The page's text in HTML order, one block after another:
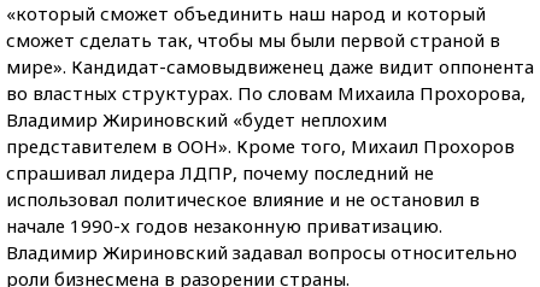
«который сможет объединить наш народ и который
сможет сделать так, чтобы мы были первой страной в
мире». Кандидат-самовыдвиженец даже видит оппонента
во властных структурах. По словам Михаила Прохорова,
Владимир Жириновский «будет неплохим
представителем в ООН». Кроме того, Михаил Прохоров
спрашивал лидера ЛДПР, почему последний не
использовал политическое влияние и не остановил в
начале 1990-х годов незаконную приватизацию.
Владимир Жириновский задавал вопросы относительно
роли бизнесмена в разорении страны.